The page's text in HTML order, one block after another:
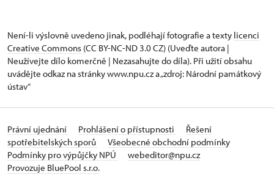
Není-li výslovně uvedeno jinak, podléhají fotografie a texty licenci
Creative Commons (CC BY-NC-ND 3.0 CZ) (Uveďte autora |
Neužívejte dílo komerčně | Nezasahujte do díla). Při užití obsahu
uvádějte odkaz na stránky www.npu.cz a „zdroj: Národní památkový
ústav“
Právní ujednání Prohlášení o přístupnosti
Řešení
spotřebitelských sporů
Všeobecné obchodní podmínky
Podmínky pro výpůjčky NPÚ
webeditor@npu.cz
Provozuje BluePool s.r.o.